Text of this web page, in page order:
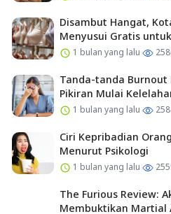
Disambut Hangat,
Menyusui Gratis
1 bulan yang lalu
Tanda-tanda Burnout
Pikiran Mulai
1 bulan yang lalu
Ciri Kepribadian
Menurut Psikologi
1 bulan yang lalu
The Furious Review:
Membuktikan Martial